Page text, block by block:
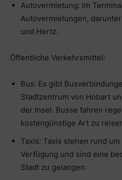
Autovermietung: Im
Autovermietungen,
und Hertz.
Öffentliche Verkehrsmittel:
Bus: Es gibt
Stadtzentrum von Hobart
der Insel. Busse fahren
kostengünstige Art zu
Taxis: Taxis stehen rund
Verfügung und sind eine
Stadt zu gelangen.